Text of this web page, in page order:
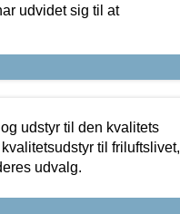
udvidet sig til at
udstyr til den kvalitets
til friluftslivet,
udvalg.